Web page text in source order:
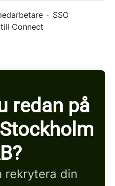
· SSO
Connect
redan på
rekrytera din